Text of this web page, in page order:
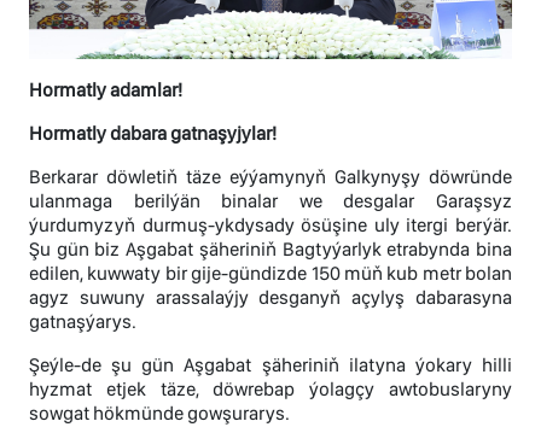
Hormatly adamlar!
Hormatly dabara gatnaşyjylar!
Berkarar döwletiň täze eýýamynyň Galkynyşy döwründe
ulanmaga berilýän binalar we desgalar Garaşsyz
ýurdumyzyň durmuş-ykdysady ösüşine uly itergi berýär.
Şu gün biz Aşgabat şäheriniň Bagtyýarlyk etrabynda bina
edilen, kuwwaty bir gije-gündizde 150 müň kub metr bolan
agyz suwuny arassalaýjy desganyň açylyş dabarasyna
gatnaşýarys.
Şeýle-de şu gün Aşgabat şäheriniň ilatyna ýokary hilli
hyzmat etjek täze, döwrebap ýolagçy awtobuslaryny
sowgat hökmünde gowşurarys.